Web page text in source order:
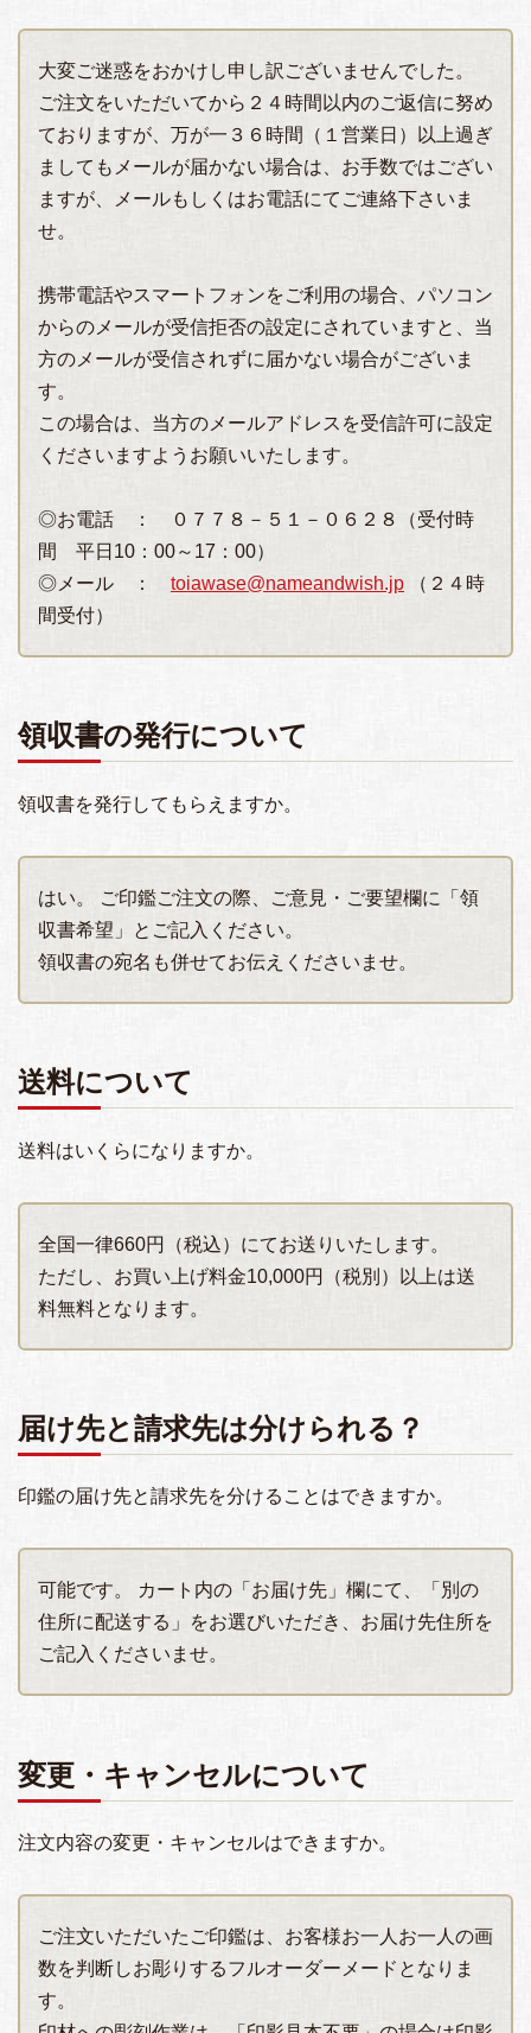
大変ご迷惑をおかけし申し訳ございませんでした。
ご注文をいただいてから２４時間以内のご返信に努め
ておりますが、万が一３６時間（１営業日）以上過ぎ
ましてもメールが届かない場合は、お手数ではござい
ますが、メールもしくはお電話にてご連絡下さいま
せ。
携帯電話やスマートフォンをご利用の場合、パソコン
からのメールが受信拒否の設定にされていますと、当
方のメールが受信されずに届かない場合がございま
す。
この場合は、当方のメールアドレスを受信許可に設定
くださいますようお願いいたします。
◎お電話 ： ０７７８－５１－０６２８（受付時
間 平日10：00～17：00）
◎メール ： toiawase@nameandwish.jp （２４時
間受付）
領収書の発行について
領収書を発行してもらえますか。
はい。 ご印鑑ご注文の際、ご意見・ご要望欄に「領
収書希望」とご記入ください。
領収書の宛名も併せてお伝えくださいませ。
送料について
送料はいくらになりますか。
全国一律660円（税込）にてお送りいたします。
ただし、お買い上げ料金10,000円（税別）以上は送
料無料となります。
届け先と請求先は分けられる？
印鑑の届け先と請求先を分けることはできますか。
可能です。 カート内の「お届け先」欄にて、「別の
住所に配送する」をお選びいただき、お届け先住所を
ご記入くださいませ。
変更・キャンセルについて
注文内容の変更・キャンセルはできますか。
ご注文いただいたご印鑑は、お客様お一人お一人の画
数を判断しお彫りするフルオーダーメードとなりま
す。